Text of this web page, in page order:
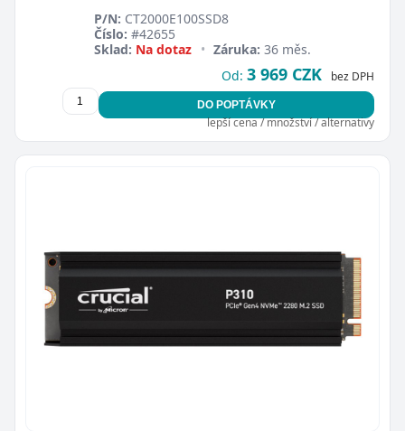
P/N: CT2000E100SSD8
Číslo: #42655
Sklad: Na dotaz • Záruka: 36 měs.
Od: 3 969 CZK bez DPH
DO POPTÁVKY
lepší cena / množství / alternativy